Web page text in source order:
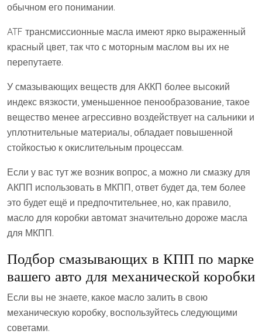
обычном его понимании.
ATF трансмиссионные масла имеют ярко выраженный
красный цвет, так что с моторным маслом вы их не
перепутаете.
У смазывающих веществ для АККП более высокий
индекс вязкости, уменьшенное пенообразование, такое
вещество менее агрессивно воздействует на сальники и
уплотнительные материалы, обладает повышенной
стойкостью к окислительным процессам.
Если у вас тут же возник вопрос, а можно ли смазку для
АКПП использовать в МКПП, ответ будет да, тем более
это будет ещё и предпочтительнее, но, как правило,
масло для коробки автомат значительно дороже масла
для МКПП.
Подбор смазывающих в КПП по марке
вашего авто для механической коробки
Если вы не знаете, какое масло залить в свою
механическую коробку, воспользуйтесь следующими
советами.